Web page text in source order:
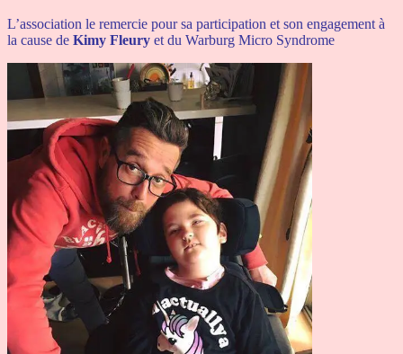
L’association le remercie pour sa participation et son engagement à
la cause de Kimy Fleury et du Warburg Micro Syndrome